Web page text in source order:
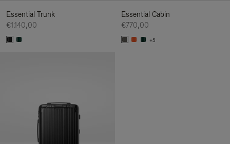
Essential Trunk
€1.140,00
Essential Cabin
€770,00
+5